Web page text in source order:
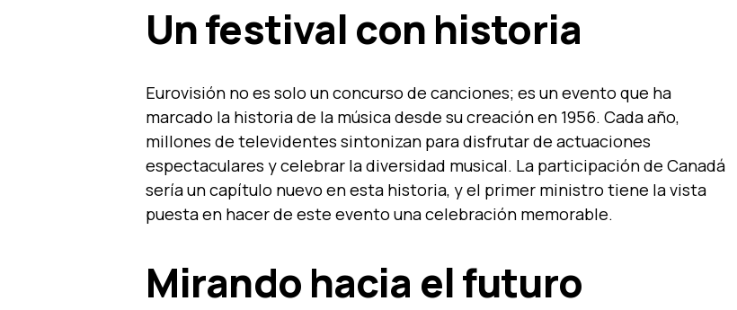
Un festival con historia
Eurovisión no es solo un concurso de canciones; es un evento que ha
marcado la historia de la música desde su creación en 1956. Cada año,
millones de televidentes sintonizan para disfrutar de actuaciones
espectaculares y celebrar la diversidad musical. La participación de Canadá
sería un capítulo nuevo en esta historia, y el primer ministro tiene la vista
puesta en hacer de este evento una celebración memorable.
Mirando hacia el futuro